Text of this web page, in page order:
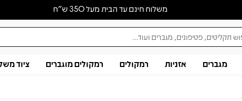
משלוח חינם עד הבית מעל 350 ש״ח
מגברים אזניות רמקולים רמקולים מוגברים ציוד